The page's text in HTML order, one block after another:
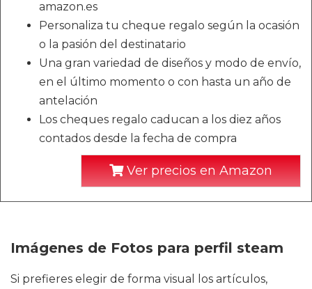
amazon.es
Personaliza tu cheque regalo según la ocasión
o la pasión del destinatario
Una gran variedad de diseños y modo de envío,
en el último momento o con hasta un año de
antelación
Los cheques regalo caducan a los diez años
contados desde la fecha de compra
Ver precios en Amazon
Imágenes de Fotos para perfil steam
Si prefieres elegir de forma visual los artículos,